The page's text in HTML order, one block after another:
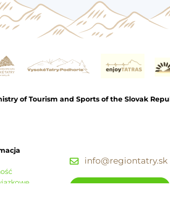
of Tourism and Sports of the Slovak
info@regiontatry.sk